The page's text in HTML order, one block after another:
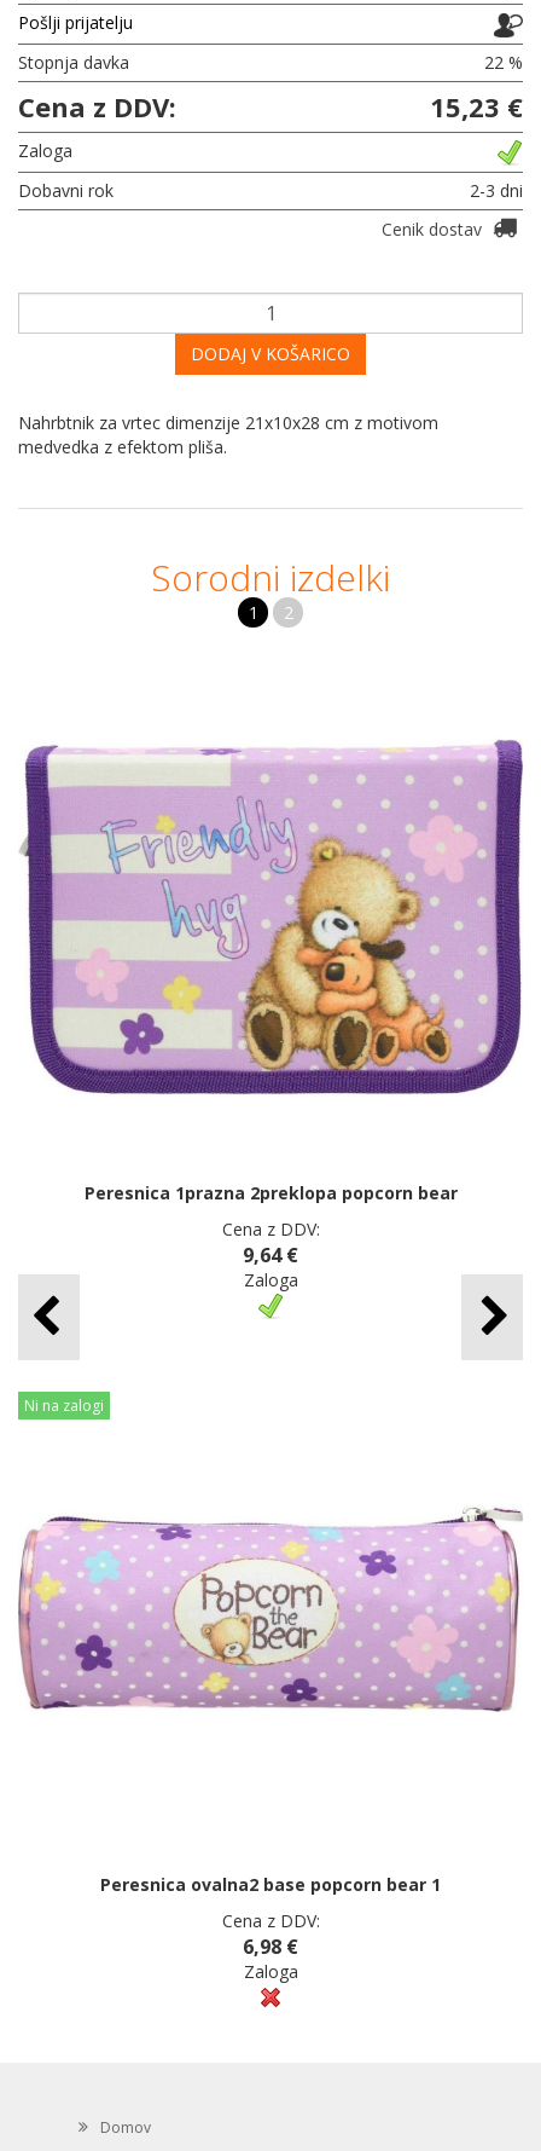
Pošlji prijatelju
Stopnja davka
22 %
Cena z DDV: 15,23 €
Zaloga
Dobavni rok
2-3 dni
Cenik dostav
DODAJ V KOŠARICO
Nahrbtnik za vrtec dimenzije 21x10x28 cm z motivom
medvedka z efektom pliša.
Sorodni izdelki
1 2
Peresnica 1prazna 2preklopa popcorn bear
Cena z DDV:
9,64 €
Zaloga
Ni na zalogi
Peresnica ovalna2 base popcorn bear 1
Cena z DDV:
6,98 €
Zaloga
Domov